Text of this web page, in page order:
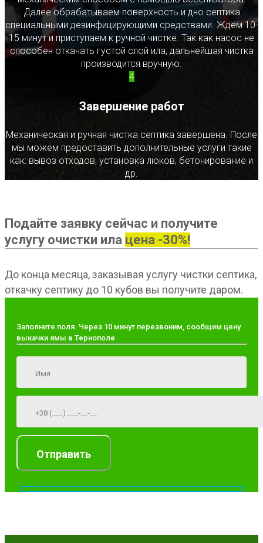
Далее обрабатываем поверхность и дно септика
специальными дезинфицирующими средствами. Ждем 10-
15 минут и приступаем к ручной чистке. Так как насос не
способен откачать густой слой ила, дальнейшая чистка
производится вручную.
4
Завершение работ
Механическая и ручная чистка септика завершена. После
мы можем предоставить дополнительные услуги такие
как: вывоз отходов, установка люков, бетонирование и
др.
Подайте заявку сейчас и получите
услугу очистки ила цена -30%!
До конца месяца, заказывая услугу чистки септика,
откачку септику до 10 кубов вы получите даром.
Заполните поля. Через 10 минут перезвоним, сообщим цену
выкачки ямы в Тернополе